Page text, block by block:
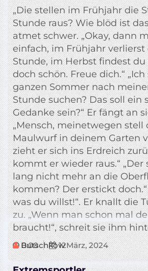
„Die stellen im Frühjahr die
Stunde raus? Wie blöd ist
atmet schwer. „Okay, dann
einfach, im Frühjahr verlierst
Stunde, im Herbst findest du
doch schön. Freue dich.“
ganzen Sommer nach
Stunde suchen? Das soll ein
Gedanke sein?“ Er fängt an
„Mensch, meinetwegen stell
Maulwurf in deinem Garten
zieht er sich ins Erdreich
kommt er wieder raus.“ „Der
lang nicht mehr an die
kommen? Der erstickt
was du willst!“. Er knallt die
zu. „Wenn man schon mal
braucht!“, schreit sie ihm
0:00 12März, 2024
Butschkow